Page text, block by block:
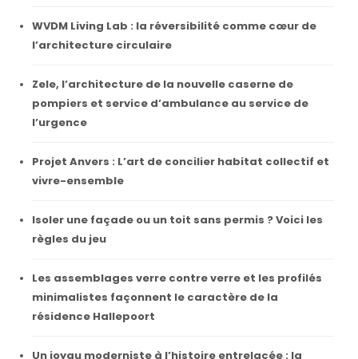
WVDM Living Lab : la réversibilité comme cœur de
l’architecture circulaire
Zele, l’architecture de la nouvelle caserne de
pompiers et service d’ambulance au service de
l’urgence
Projet Anvers : L’art de concilier habitat collectif et
vivre-ensemble
Isoler une façade ou un toit sans permis ? Voici les
règles du jeu
Les assemblages verre contre verre et les profilés
minimalistes façonnent le caractère de la
résidence Hallepoort
Un joyau moderniste à l’histoire entrelacée : la